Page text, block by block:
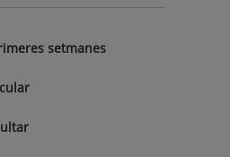
setmanes